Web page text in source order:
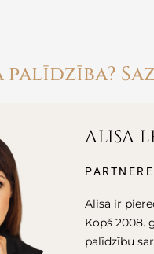
palīdzība?
ALISA
Alisa ir
Kopš 2008.
palīdzību